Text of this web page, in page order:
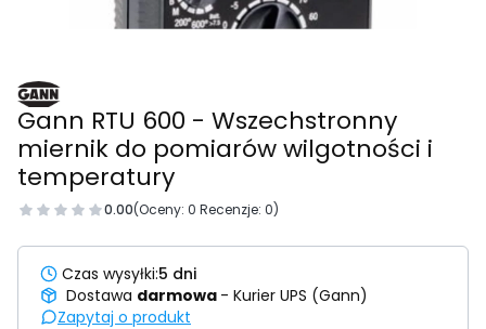
Gann RTU 600 - Wszechstronny
miernik do pomiarów wilgotności i
temperatury
0.00(Oceny: 0 Recenzje: 0)
Czas wysyłki:5 dni
Dostawa darmowa - Kurier UPS (Gann)
Zapytaj o produkt